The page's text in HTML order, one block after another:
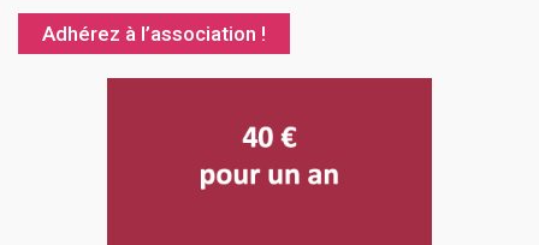
Adhérez à l’association !